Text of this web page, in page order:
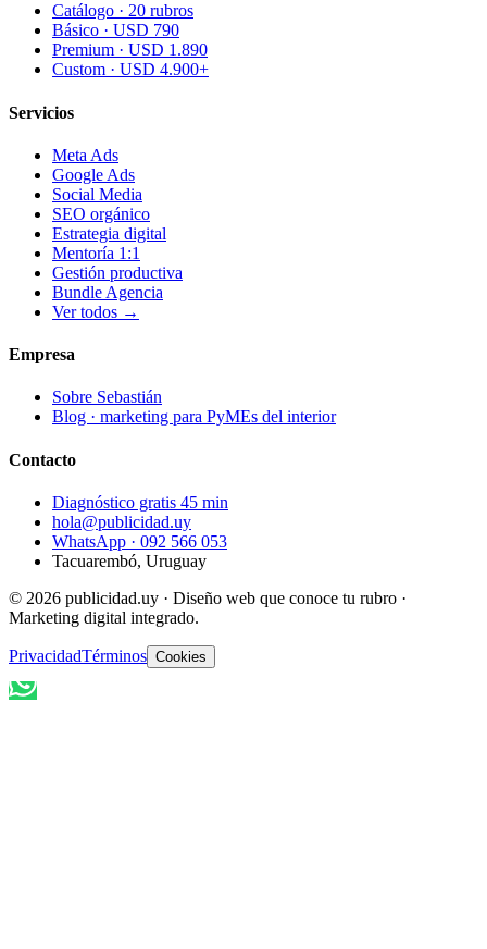
Catálogo · 20 rubros
Básico · USD 790
Premium · USD 1.890
Custom · USD 4.900+
Servicios
Meta Ads
Google Ads
Social Media
SEO orgánico
Estrategia digital
Mentoría 1:1
Gestión productiva
Bundle Agencia
Ver todos →
Empresa
Sobre Sebastián
Blog · marketing para PyMEs del interior
Contacto
Diagnóstico gratis 45 min
hola@publicidad.uy
WhatsApp · 092 566 053
Tacuarembó, Uruguay
© 2026 publicidad.uy · Diseño web que conoce tu rubro ·
Marketing digital integrado.
PrivacidadTérminos Cookies